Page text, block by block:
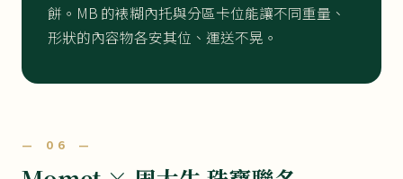
餅。MB 的裱糊內托與分區卡位能讓不同重量、
形狀的內容物各安其位、運送不晃。
— 06 —